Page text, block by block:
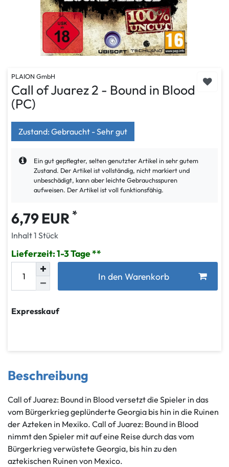
PLAION GmbH
Call of Juarez 2 - Bound in Blood
(PC)
Zustand: Gebraucht - Sehr gut
Ein gut gepflegter, selten genutzter Artikel in sehr gutem
Zustand. Der Artikel ist vollständig, nicht markiert und
unbeschädigt, kann aber leichte Gebrauchsspuren
aufweisen. Der Artikel ist voll funktionsfähig.
6,79 EUR *
Inhalt1 Stück
Lieferzeit: 1-3 Tage
In den Warenkorb
Expresskauf
Beschreibung
Call of Juarez: Bound in Blood versetzt die Spieler in das
vom Bürgerkrieg geplünderte Georgia bis hin in die Ruinen
der Azteken in Mexiko. Call of Juarez: Bound in Blood
nimmt den Spieler mit auf eine Reise durch das vom
Bürgerkrieg verwüstete Georgia, bis hin zu den
aztekischen Ruinen von Mexico.